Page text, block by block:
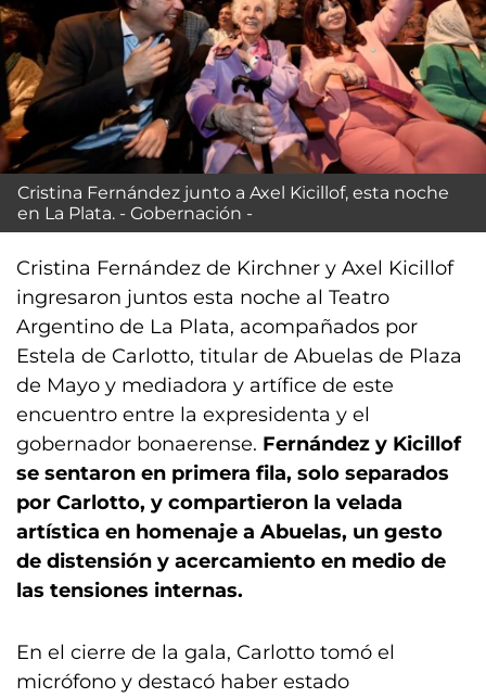
Cristina Fernández junto a Axel Kicillof, esta noche
en La Plata. - Gobernación -
Cristina Fernández de Kirchner y Axel Kicillof
ingresaron juntos esta noche al Teatro
Argentino de La Plata, acompañados por
Estela de Carlotto, titular de Abuelas de Plaza
de Mayo y mediadora y artífice de este
encuentro entre la expresidenta y el
gobernador bonaerense. Fernández y Kicillof
se sentaron en primera fila, solo separados
por Carlotto, y compartieron la velada
artística en homenaje a Abuelas, un gesto
de distensión y acercamiento en medio de
las tensiones internas.
En el cierre de la gala, Carlotto tomó el
micrófono y destacó haber estado